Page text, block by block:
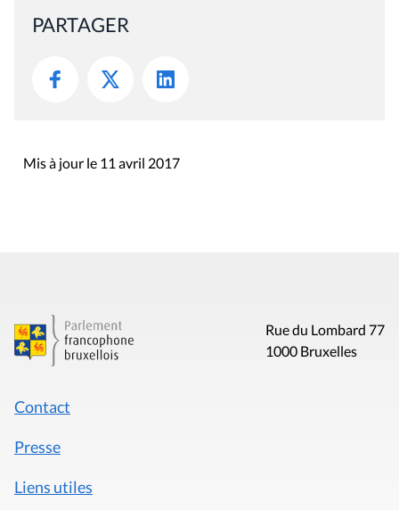
PARTAGER
Mis à jour le 11 avril 2017
Rue du Lombard 77
1000 Bruxelles
Contact
Presse
Liens utiles